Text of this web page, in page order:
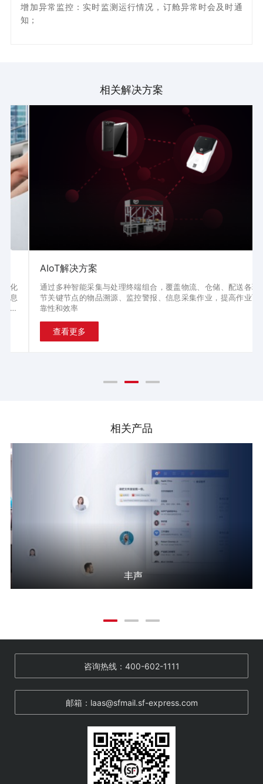
增加异常监控：实时监测运行情况，订舱异常时会及时通
知；
相关解决方案
AIoT解决方案
通过多种智能采集与处理终端组合，覆盖物流、仓储、配送各环
节关键节点的物品溯源、监控警报、信息采集作业，提高作业可
靠性和效率
查看更多
相关产品
丰声
咨询热线：400-602-1111
邮箱：laas@sfmail.sf-express.com